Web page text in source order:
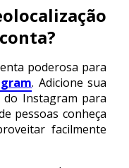
poderosa para
. Adicione sua
do Instagram para
pessoas conheça
facilmente